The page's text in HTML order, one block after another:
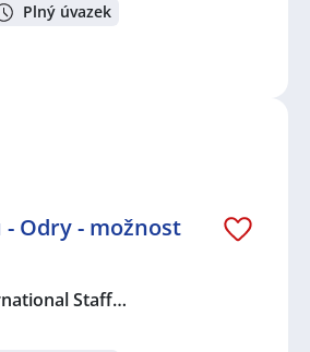
Plný úvazek
Odry - možnost
Staff…